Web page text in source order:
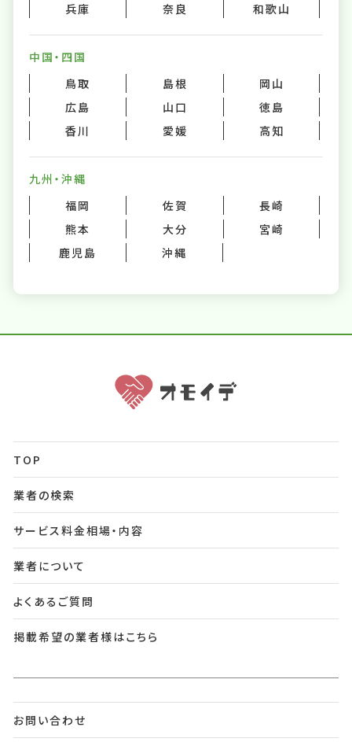
兵庫
奈良 和歌山
中国・四国
鳥取
島根
岡山
広島
山口
徳島
香川
愛媛 高知
九州・沖縄
福岡
佐賀
長崎
熊本
大分
宮崎
鹿児島
沖縄
TOP
業者の検索
サービス料金相場・内容
業者について
よくあるご質問
掲載希望の業者様はこちら
お問い合わせ